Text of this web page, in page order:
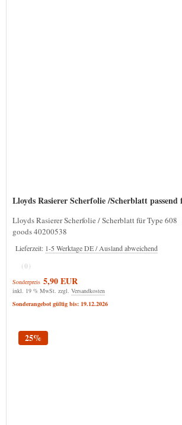
Lloyds Rasierer Scherfolie / Scherblatt für Type
goods 40200538
Lieferzeit: 1-5 Werktage DE / Ausland abweichend
(0)
Sonderpreis 5,90 EUR
inkl. 19 % MwSt. zzgl. Versandkosten
Sonderangebot gültig bis: 19.12.2026
25%